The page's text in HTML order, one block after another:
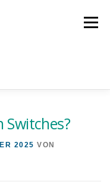
Menü
2025 VON